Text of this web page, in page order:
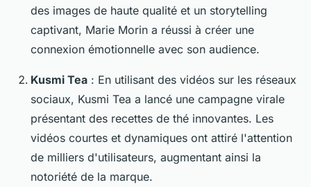
des images de haute qualité et un storytelling
captivant, Marie Morin a réussi à créer une
connexion émotionnelle avec son audience.
Kusmi Tea : En utilisant des vidéos sur les réseaux
sociaux, Kusmi Tea a lancé une campagne virale
présentant des recettes de thé innovantes. Les
vidéos courtes et dynamiques ont attiré l'attention
de milliers d'utilisateurs, augmentant ainsi la
notoriété de la marque.